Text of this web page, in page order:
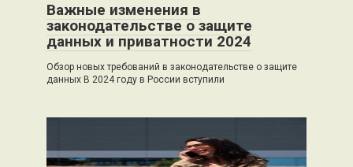
Важные изменения в
законодательстве о защите
данных и приватности 2024
Обзор новых требований в законодательстве о защите
данных В 2024 году в России вступили